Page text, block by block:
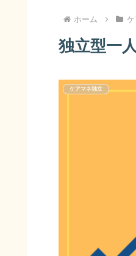
ホーム
独立型一
ケアマネ独立